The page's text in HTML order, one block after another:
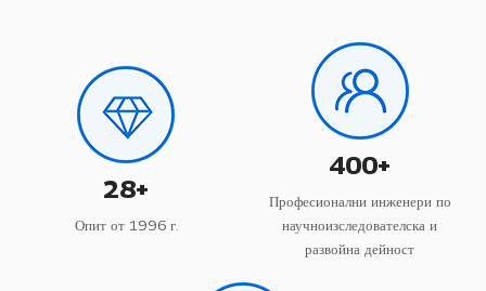
28+
Опит от 1996 г.
400+
Професионални инженери по
научноизследователска и
развойна дейност